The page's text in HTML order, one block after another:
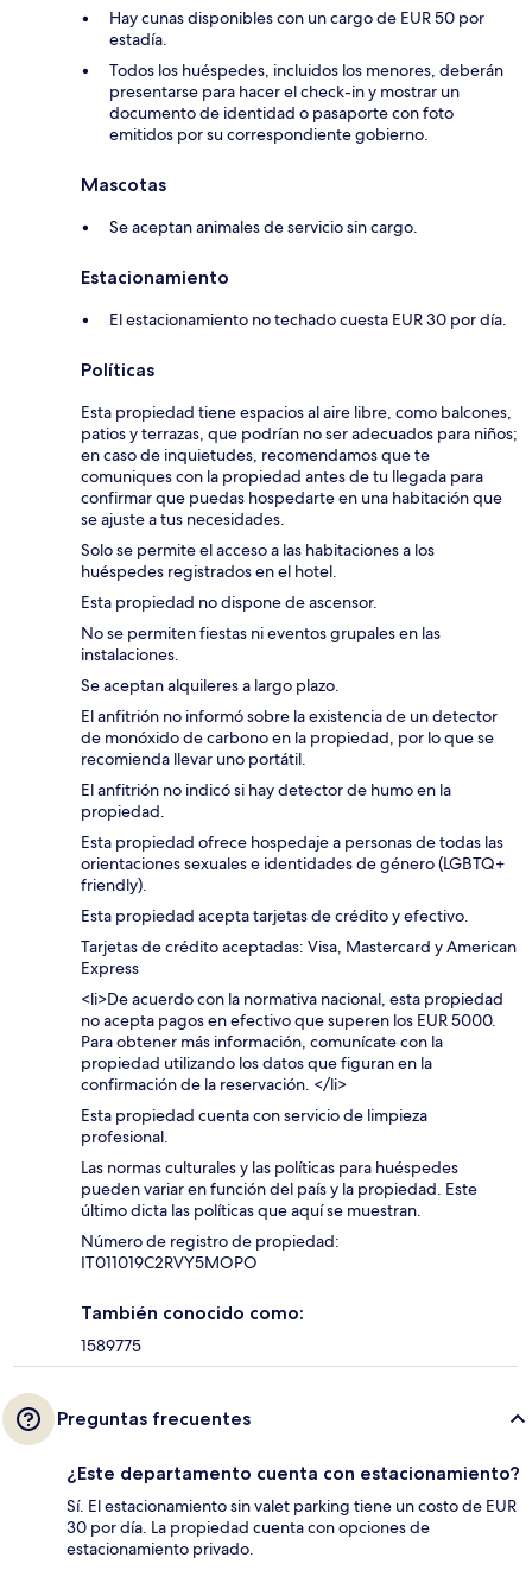
Hay cunas disponibles con un cargo de EUR 50 por
estadía.
Todos los huéspedes, incluidos los menores, deberán
presentarse para hacer el check-in y mostrar un
documento de identidad o pasaporte con foto
emitidos por su correspondiente gobierno.
Mascotas
Se aceptan animales de servicio sin cargo.
Estacionamiento
El estacionamiento no techado cuesta EUR 30 por día.
Políticas
Esta propiedad tiene espacios al aire libre, como balcones,
patios y terrazas, que podrían no ser adecuados para niños;
en caso de inquietudes, recomendamos que te
comuniques con la propiedad antes de tu llegada para
confirmar que puedas hospedarte en una habitación que
se ajuste a tus necesidades.
Solo se permite el acceso a las habitaciones a los
huéspedes registrados en el hotel.
Esta propiedad no dispone de ascensor.
No se permiten fiestas ni eventos grupales en las
instalaciones.
Se aceptan alquileres a largo plazo.
El anfitrión no informó sobre la existencia de un detector
de monóxido de carbono en la propiedad, por lo que se
recomienda llevar uno portátil.
El anfitrión no indicó si hay detector de humo en la
propiedad.
Esta propiedad ofrece hospedaje a personas de todas las
orientaciones sexuales e identidades de género (LGBTQ+
friendly).
Esta propiedad acepta tarjetas de crédito y efectivo.
Tarjetas de crédito aceptadas: Visa, Mastercard y American
Express
<li>De acuerdo con la normativa nacional, esta propiedad
no acepta pagos en efectivo que superen los EUR 5000.
Para obtener más información, comunícate con la
propiedad utilizando los datos que figuran en la
confirmación de la reservación. </li>
Esta propiedad cuenta con servicio de limpieza
profesional.
Las normas culturales y las políticas para huéspedes
pueden variar en función del país y la propiedad. Este
último dicta las políticas que aquí se muestran.
Número de registro de propiedad:
IT011019C2RVY5MOPO
También conocido como:
1589775
Preguntas frecuentes
¿Este departamento cuenta con estacionamiento?
Sí. El estacionamiento sin valet parking tiene un costo de EUR
30 por día. La propiedad cuenta con opciones de
estacionamiento privado.